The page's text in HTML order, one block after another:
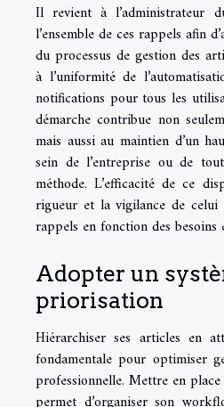
Il revient à l’administrateur
l’ensemble de ces rappels afin
du processus de gestion des
à l’uniformité de
notifications pour tous les
démarche contribue non
mais aussi au maintien d’un
sein de l’entreprise ou de
méthode. L’efficacité de ce
rigueur et la vigilance de
rappels en fonction des besoins
Adopter un
priorisation
Hiérarchiser ses articles en
fondamentale pour optimiser
professionnelle. Mettre en